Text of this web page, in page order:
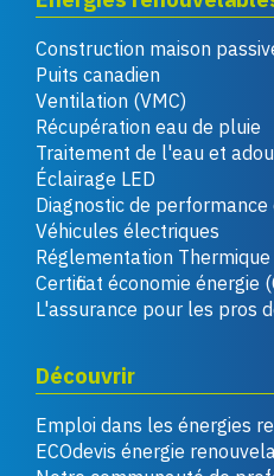
Construction maison
Puits canadien
Ventilation (VMC)
Récupération eau de pluie
Traitement de l'eau et
Éclairage LED
Diagnostic de performance
Véhicules électriques
Réglementation
Certificat économie énergie
L'assurance pour les pros
Découvrir
Emploi dans les énergies
ECOdevis énergie